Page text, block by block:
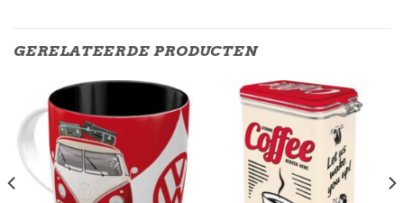
GERELATEERDE PRODUCTEN